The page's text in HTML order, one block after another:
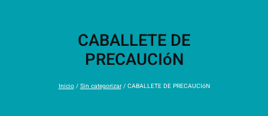
CABALLETE DE
PRECAUCIóN
Inicio/ Sin categorizar/ CABALLETE DE PRECAUCIóN